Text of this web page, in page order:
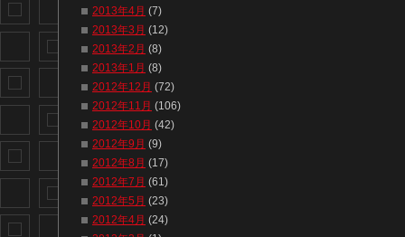
2013年4月 (7)
2013年3月 (12)
2013年2月 (8)
2013年1月 (8)
2012年12月 (72)
2012年11月 (106)
2012年10月 (42)
2012年9月 (9)
2012年8月 (17)
2012年7月 (61)
2012年5月 (23)
2012年4月 (24)